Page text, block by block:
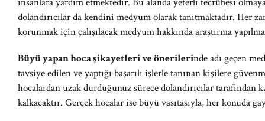
dolandırıcılar da kendini medyum olarak tanıtmaktadır. Her
korunmak için çalışılacak medyum hakkında araştırma
Büyü yapan hoca şikayetleri ve önerilerinde adı geçen
tavsiye edilen ve yaptığı başarılı işlerle tanınan kişilere
hocalardan uzak durduğunuz sürece dolandırıcılar tarafından
kalkacaktır. Gerçek hocalar ise büyü vasıtasıyla, her konuda